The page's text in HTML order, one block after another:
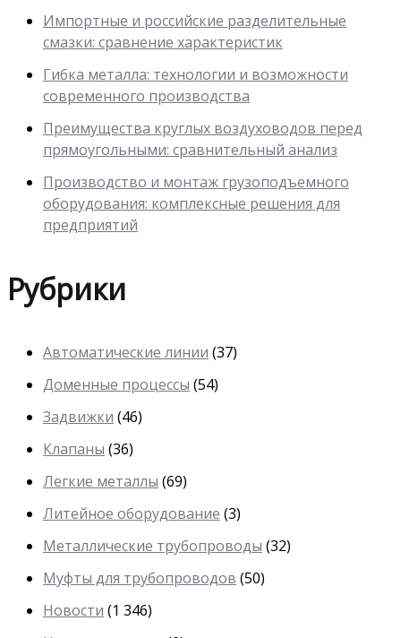
Импортные и российские разделительные
смазки: сравнение характеристик
Гибка металла: технологии и возможности
современного производства
Преимущества круглых воздуховодов перед
прямоугольными: сравнительный анализ
Производство и монтаж грузоподъемного
оборудования: комплексные решения для
предприятий
Рубрики
Автоматические линии (37)
Доменные процессы (54)
Задвижки (46)
Клапаны (36)
Легкие металлы (69)
Литейное оборудование (3)
Металлические трубопроводы (32)
Муфты для трубопроводов (50)
Новости (1 346)